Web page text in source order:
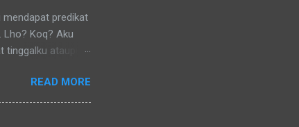
predikat
Lho? Koq? Aku
tinggalku ataupun
memanggilku
dengan
READ MORE